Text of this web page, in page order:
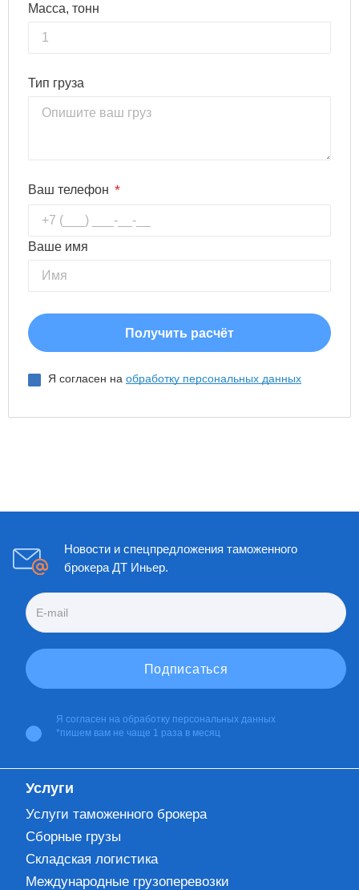
Масса, тонн
Тип груза
Ваш телефон *
Ваше имя
Я согласен на обработку персональных данных
Новости и спецпредложения таможенного
брокера ДТ Иньер.
Я согласен на обработку персональных данных
*пишем вам не чаще 1 раза в месяц
Услуги
Услуги таможенного брокера
Сборные грузы
Складская логистика
Международные грузоперевозки